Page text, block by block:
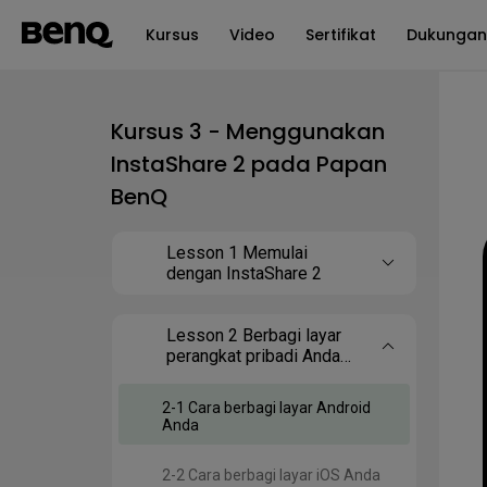
Kursus Video Sertifikat Dukungan
Kursus 3 - Menggunakan
InstaShare 2 pada Papan
BenQ
Lesson 1 Memulai
dengan InstaShare 2
Lesson 2 Berbagi layar
perangkat pribadi Anda
2-1 Cara berbagi layar Android
Anda
2-2 Cara berbagi layar iOS Anda